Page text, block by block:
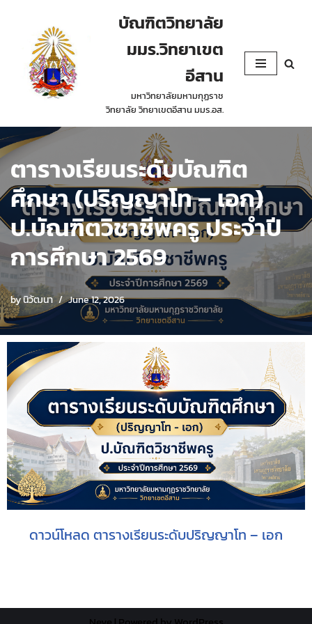
content
บัณฑิตวิทยาลัย
มมร.วิทยาเขต
อีสาน
มหาวิทยาลัยมหามกุฏราช
วิทยาลัย วิทยาเขตอีสาน มมร.อส.
ตารางเรียนระดับบัณฑิต
ศึกษา (ปริญญาโท – เอก)
ป.บัณฑิตวิชาชีพครู ประจำปี
การศึกษา 2569
byนิวัฒนา June 12, 2026
ดาวน์โหลด ตารางเรียนระดับปริญญาโท – เอก